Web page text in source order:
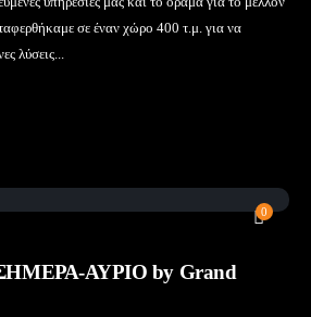
σε έναν χώρο 400 τ.μ. για να
λύσεις...
0
ΑΥΡΙΟ by Grand